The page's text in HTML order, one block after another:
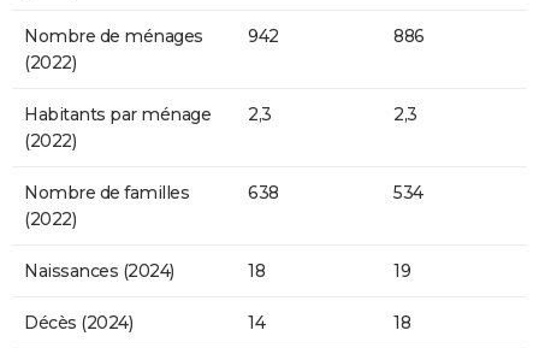
Nombre de ménages
(2022)
942 886
Habitants par ménage
(2022)
2,3 2,3
Nombre de familles
(2022)
638 534
Naissances (2024) 18 19
Décès (2024) 14 18